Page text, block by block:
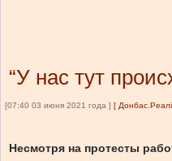
“У нас тут
[07:40 03 июня 2021 года ] [
Несмотря на протесты